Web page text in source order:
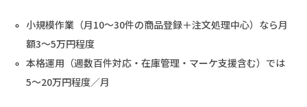
小規模作業（月10〜30件の商品登録＋注文処理中心）なら月
額3〜5万円程度
本格運用（週数百件対応・在庫管理・マーケ支援含む）では
5〜20万円程度／月